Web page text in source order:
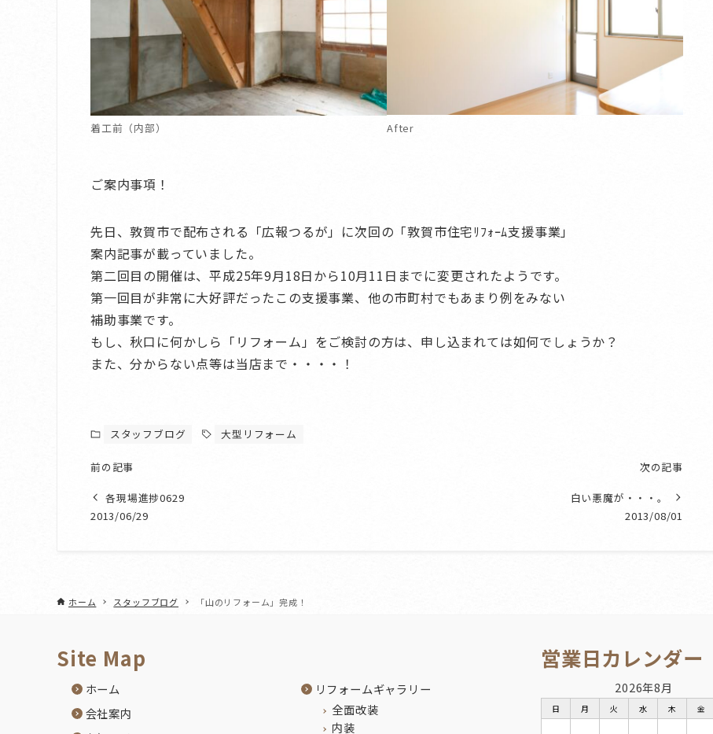
着工前（内部） After
ご案内事項！
先日、敦賀市で配布される「広報つるが」に次回の「敦賀市住宅ﾘﾌｫｰﾑ支援事業」
案内記事が載っていました。
第二回目の開催は、平成25年9月18日から10月11日までに変更されたようです。
第一回目が非常に大好評だったこの支援事業、他の市町村でもあまり例をみない
補助事業です。
もし、秋口に何かしら「リフォーム」をご検討の方は、申し込まれては如何でしょうか？
また、分からない点等は当店まで・・・・！
スタッフブログ 大型リフォーム
前の記事
各現場進捗0629
2013/06/29
次の記事
白い悪魔が・・・。
2013/08/01
ホーム スタッフブログ 「山のリフォーム」完成！
Site Map
ホーム
会社案内
リフォームギャラリー
全面改装
内装
営業日カレンダー
2026年8月
日 月 火 水 木 金